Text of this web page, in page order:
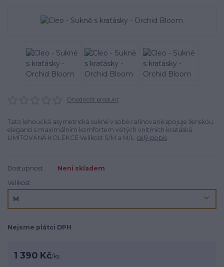
Ohodnotit produkt
Tato lehoučká asymetrická sukně v sobě rafinovaně spojuje ženskou
eleganci s maximálním komfortem všitých vnitřních kraťásků.
LIMITOVANÁ KOLEKCE Velikost S/M a M/L. celý popis
Dostupnost
Není skladem
Velikost
Nejsme plátci DPH
1 390 Kč/ks